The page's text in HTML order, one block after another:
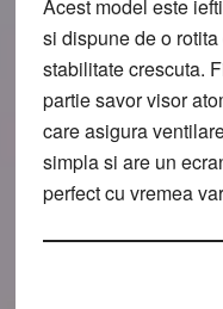
Acest model este
si dispune de o
stabilitate crescuta.
partie savor visor
care asigura
simpla si are un
perfect cu vremea